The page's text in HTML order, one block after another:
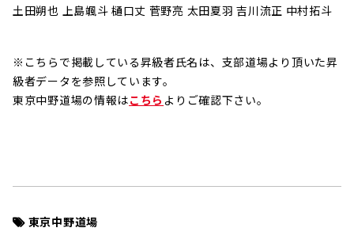
土田朔也 上島颯斗 樋口丈 菅野亮 太田夏羽 吉川流正 中村拓斗
※こちらで掲載している昇級者氏名は、支部道場より頂いた昇
級者データを参照しています。
東京中野道場の情報はこちら よりご確認下さい。
東京中野道場